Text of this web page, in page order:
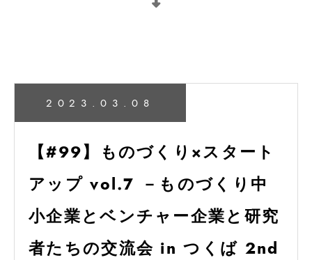
2023.03.08
【#99】ものづくり×スタート
アップ vol.7 －ものづくり中
小企業とベンチャー企業と研究
者たちの交流会 in つくば 2nd